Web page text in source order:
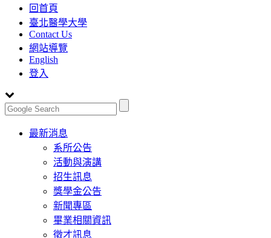
回首頁
臺北醫學大學
Contact Us
網站導覽
English
登入
Toggle
navigation
最新消息
系所公告
活動與演講
招生訊息
獎學金公告
新聞專區
畢業相關資訊
徵才訊息